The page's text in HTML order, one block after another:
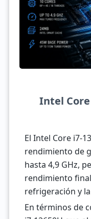
Intel
El Intel Core i7-
rendimiento de
hasta 4,9 GHz,
rendimiento
refrigeración y
En términos de